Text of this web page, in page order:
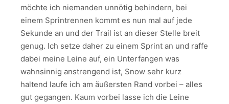
möchte ich niemanden unnötig behindern, bei
einem Sprintrennen kommt es nun mal auf jede
Sekunde an und der Trail ist an dieser Stelle breit
genug. Ich setze daher zu einem Sprint an und raffe
dabei meine Leine auf, ein Unterfangen was
wahnsinnig anstrengend ist, Snow sehr kurz
haltend laufe ich am äußersten Rand vorbei – alles
gut gegangen. Kaum vorbei lasse ich die Leine